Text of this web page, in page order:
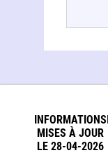
INFORMATIONS
MISES À JOUR
LE 28-04-2026